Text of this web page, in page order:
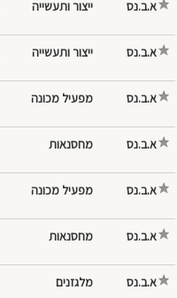
א.ב.נס ייצור ותעשייה
א.ב.נס ייצור ותעשייה
א.ב.נס
א.ב.נס מחסנאות
א.ב.נס
א.ב.נס מחסנאות
א.ב.נס מלגזנים